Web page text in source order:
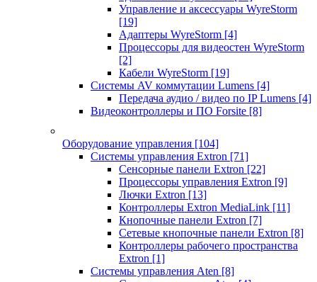
Управление и аксессуары WyreStorm
[19]
Адаптеры WyreStorm [4]
Процессоры для видеостен WyreStorm
[2]
Кабели WyreStorm [19]
Системы AV коммутации Lumens [4]
Передача аудио / видео по IP Lumens [4]
Видеоконтроллеры и ПО Forsite [8]
Оборудование управления [104]
Системы управления Extron [71]
Сенсорные панели Extron [22]
Процессоры управления Extron [9]
Лючки Extron [13]
Контроллеры Extron MediaLink [11]
Кнопочные панели Extron [7]
Сетевые кнопочные панели Extron [8]
Контроллеры рабочего пространства
Extron [1]
Системы управления Aten [8]